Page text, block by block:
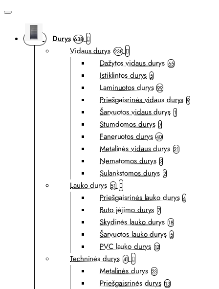
Durys 638
Vidaus durys 238
Dažytos vidaus durys 65
Įstiklintos durys 5
Laminuotos durys 99
Priešgaisrinės vidaus durys 9
Šarvuotos vidaus durys 1
Stumdomos durys 7
Faneruotos durys 40
Metalinės vidaus durys 21
Nematomos durys 3
Sulankstomos durys 2
Lauko durys 51
Priešgaisrinės lauko durys 4
Buto įėjimo durys 7
Skydinės lauko durys 18
Šarvuotos lauko durys 5
PVC lauko durys 12
Techninės durys 41
Metalinės durys 23
Priešgaisrinės durys 13